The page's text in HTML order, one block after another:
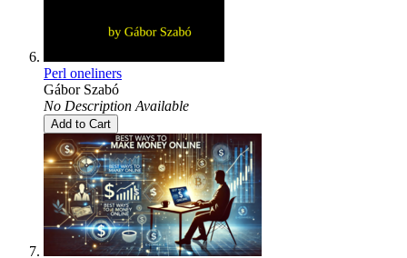
Perl oneliners
Gábor Szabó
No Description Available
Add to Cart